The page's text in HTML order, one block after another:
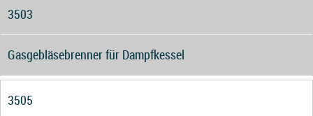
3503
Gasgebläsebrenner für Dampfkessel
3505